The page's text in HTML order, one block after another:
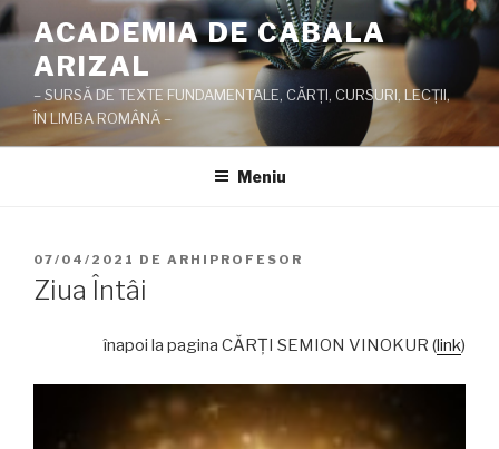
Sari
la
conținut
ACADEMIA DE CABALA
ARIZAL
– SURSĂ DE TEXTE FUNDAMENTALE, CĂRŢI, CURSURI, LECŢII,
ÎN LIMBA ROMÂNĂ –
Meniu
PUBLICAT
PE
07/04/2021 DE ARHIPROFESOR
Ziua Întâi
înapoi la pagina CĂRŢI SEMION VINOKUR (link)